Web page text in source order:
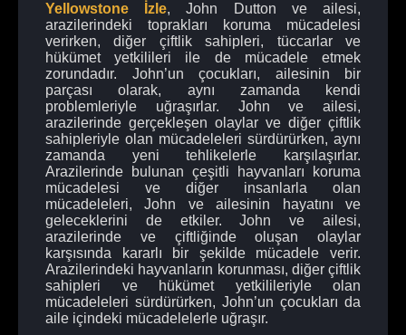
Yellowstone İzle, John Dutton ve ailesi,
arazilerindeki toprakları koruma mücadelesi
verirken, diğer çiftlik sahipleri, tüccarlar ve
hükümet yetkilileri ile de mücadele etmek
zorundadır. John’un çocukları, ailesinin bir
parçası olarak, aynı zamanda kendi
problemleriyle uğraşırlar. John ve ailesi,
arazilerinde gerçekleşen olaylar ve diğer çiftlik
sahipleriyle olan mücadeleleri sürdürürken, aynı
zamanda yeni tehlikelerle karşılaşırlar.
Arazilerinde bulunan çeşitli hayvanları koruma
mücadelesi ve diğer insanlarla olan
mücadeleleri, John ve ailesinin hayatını ve
geleceklerini de etkiler. John ve ailesi,
arazilerinde ve çiftliğinde oluşan olaylar
karşısında kararlı bir şekilde mücadele verir.
Arazilerindeki hayvanların korunması, diğer çiftlik
sahipleri ve hükümet yetkilileriyle olan
mücadeleleri sürdürürken, John’un çocukları da
aile içindeki mücadelelerle uğraşır.